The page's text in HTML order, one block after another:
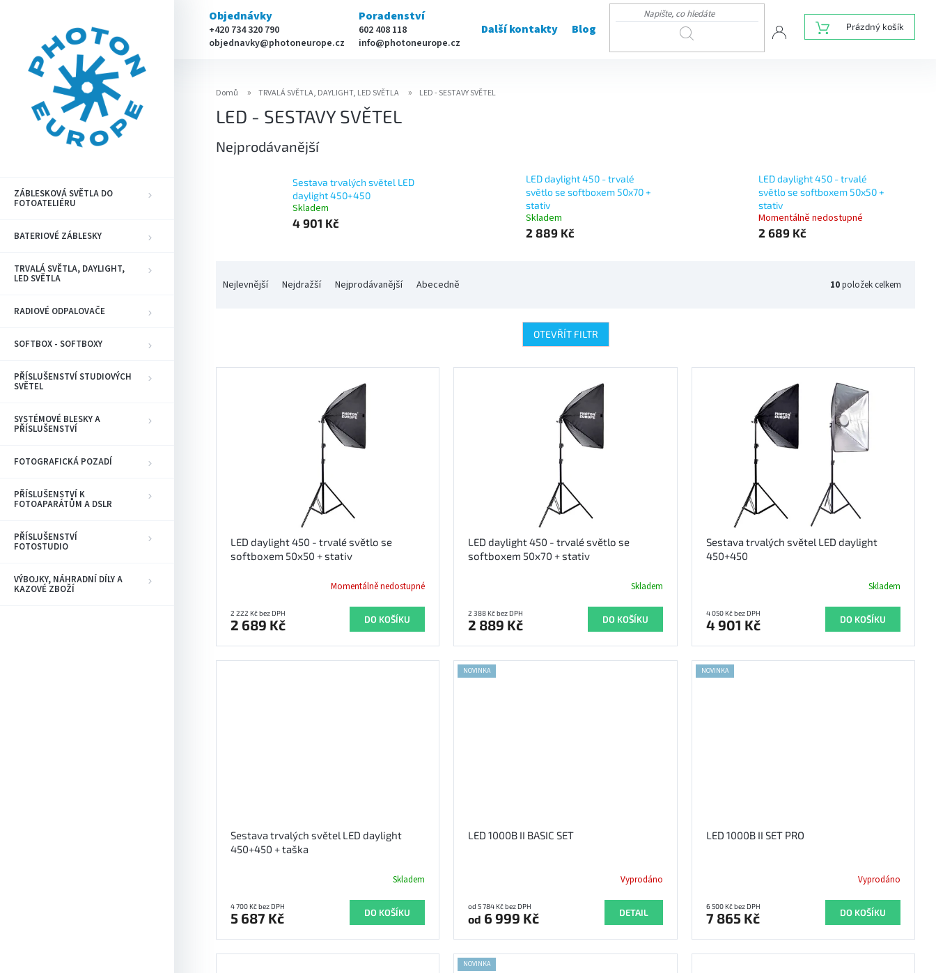
Objednávky
+420 734 320 790
objednavky@photoneurope.cz
Poradenství
602 408 118
info@photoneurope.cz
Další kontakty Blog HLEDAT
NÁKUPNÍ
KOŠÍK
Prázdný košík
ZÁBLESKOVÁ SVĚTLA DO
FOTOATELIÉRU
BATERIOVÉ ZÁBLESKY
TRVALÁ SVĚTLA, DAYLIGHT,
LED SVĚTLA
RADIOVÉ ODPALOVAČE
SOFTBOX - SOFTBOXY
PŘÍSLUŠENSTVÍ STUDIOVÝCH
SVĚTEL
SYSTÉMOVÉ BLESKY A
PŘÍSLUŠENSTVÍ
FOTOGRAFICKÁ POZADÍ
PŘÍSLUŠENSTVÍ K
FOTOAPARÁTŮM A DSLR
PŘÍSLUŠENSTVÍ
FOTOSTUDIO
VÝBOJKY, NÁHRADNÍ DÍLY A
KAZOVÉ ZBOŽÍ
Domů TRVALÁ SVĚTLA, DAYLIGHT, LED SVĚTLA LED - SESTAVY SVĚTEL
LED - SESTAVY SVĚTEL
Nejprodávanější
Sestava trvalých světel LED
daylight 450+450
Skladem
4 901 Kč
LED daylight 450 - trvalé
světlo se softboxem 50x70 +
stativ
Skladem
2 889 Kč
LED daylight 450 - trvalé
světlo se softboxem 50x50 +
stativ
Momentálně nedostupné
2 689 Kč
Nejlevnější Nejdražší Nejprodávanější Abecedně 10položek celkem
OTEVŘÍT FILTR
V
LED daylight 450 - trvalé světlo se
softboxem 50x50 + stativ
Momentálně nedostupné
2 222 Kč bez DPH
2 689 Kč DO KOŠÍKU
LED daylight 450 - trvalé světlo se
softboxem 50x70 + stativ
Skladem
2 388 Kč bez DPH
2 889 Kč DO KOŠÍKU
Sestava trvalých světel LED daylight
450+450
Skladem
4 050 Kč bez DPH
4 901 Kč DO KOŠÍKU
Sestava trvalých světel LED daylight
450+450 + taška
Skladem
4 700 Kč bez DPH
5 687 Kč DO KOŠÍKU
NOVINKA
LED 1000B II BASIC SET
Vyprodáno
od 5 784 Kč bez DPH
od 6 999 Kč DETAIL
NOVINKA
LED 1000B II SET PRO
Vyprodáno
6 500 Kč bez DPH
7 865 Kč DO KOŠÍKU
NOVINKA